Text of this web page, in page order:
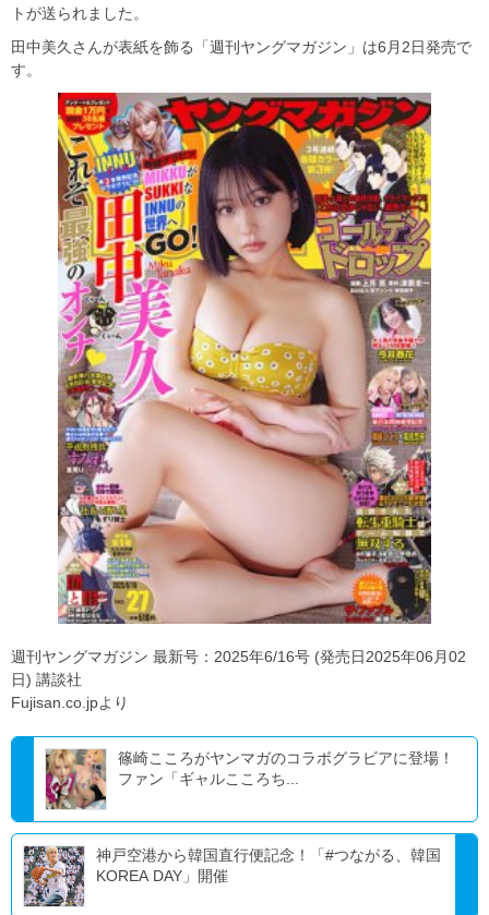
トが送られました。
田中美久さんが表紙を飾る「週刊ヤングマガジン」は6月2日発売で
す。
週刊ヤングマガジン 最新号：2025年6/16号 (発売日2025年06月02
日) 講談社
Fujisan.co.jpより
篠崎こころがヤンマガのコラボグラビアに登場！
ファン「ギャルこころち...
神戸空港から韓国直行便記念！「#つながる、韓国
KOREA DAY」開催